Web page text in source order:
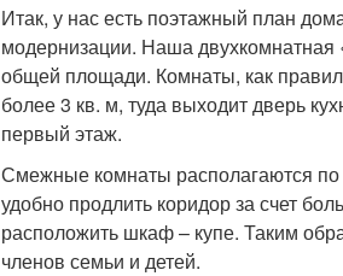
Итак, у нас есть поэтажный план
модернизации. Наша двухкомнатная
общей площади. Комнаты, как
более 3 кв. м, туда выходит дверь
первый этаж.
Смежные комнаты располагаются по
удобно продлить коридор за счет
расположить шкаф – купе. Таким
членов семьи и детей.